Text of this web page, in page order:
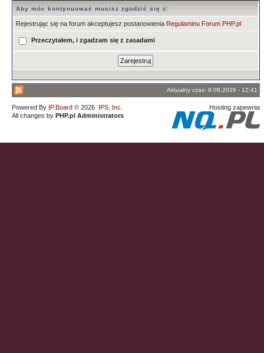
Aby móc kontynuować musisz zgodzić się z:
Rejestrując się na forum akceptujesz postanowienia Regulaminu Forum PHP.pl
Przeczytałem, i zgadzam się z zasadami
Aktualny czas: 9.08.2026 - 12:41
Powered By IP.Board © 2026 IPS, Inc
All changes by PHP.pl Administrators
Hosting zapewnia